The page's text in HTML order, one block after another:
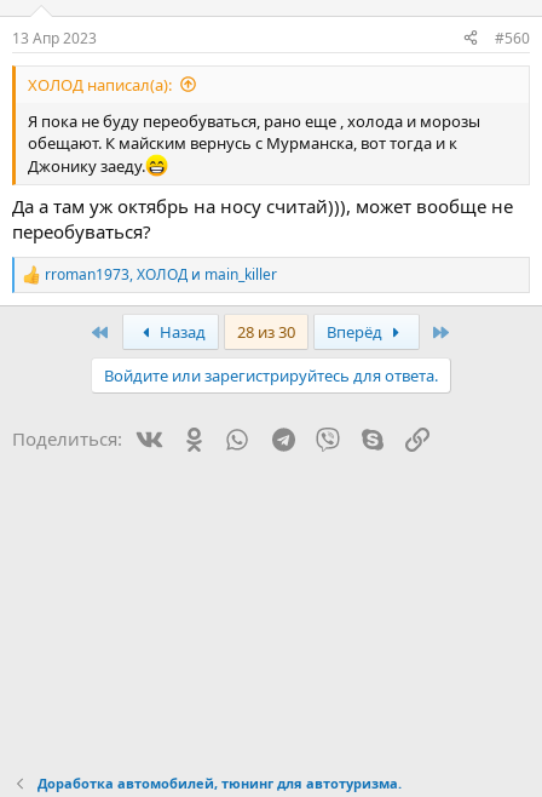
13 Апр 2023 #560
ХОЛОД написал(а):
Я пока не буду переобуваться, рано еще , холода и морозы
обещают. К майским вернусь с Мурманска, вот тогда и к
Джонику заеду.
Да а там уж октябрь на носу считай))), может вообще не
переобуваться?
Р
е
rroman1973,ХОЛОД и main_killer
Назад 28 из 30 Вперёд
Войдите или зарегистрируйтесь для ответа.
Поделиться: Ok WhatsAppTelegram
Viber SkypeСсылка
Доработка автомобилей, тюнинг для автотуризма.